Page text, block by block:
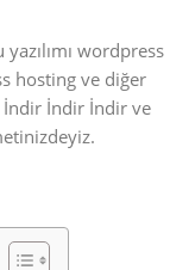
wordpress
hosting ve diğer
İndir İndir İndir ve